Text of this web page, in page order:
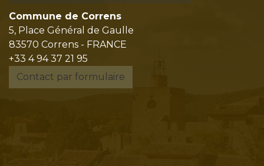
Commune de Correns
5, Place Général de Gaulle
83570 Correns - FRANCE
+33 4 94 37 21 95
Contact par formulaire